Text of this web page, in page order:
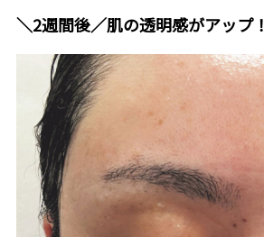
＼2週間後／肌の透明感がアップ！